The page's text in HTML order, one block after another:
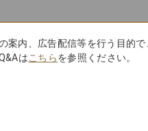
案内、広告配信等を行う目的
はこちらを参照ください。